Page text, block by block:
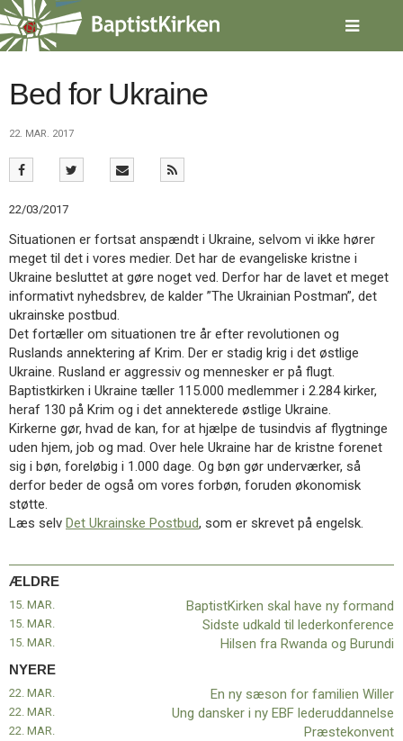
Spring
menu
over
gå
tilbage
forsiden
2.0:
Nyheder
3.0:
Kalender
4.0:
Inspiration
5.0:
Værktøjskassen
6.0:
Mission
7.0:
Om
BaptistKirken
8.0:
Kontakt
9.0:
Forside
10.0:
Nyheder
11.0:
Kalender
12.0:
Inspiration
13.0:
Værktøjskassen
14.0:
Mission
15.0:
Om
BaptistKirken
16.0:
Kontakt
indlæg:
ny
sæson
for
familien
WillerForrige
indlæg:
BaptistKirken
Bed for Ukraine
22. MAR. 2017
22/03/2017
Situationen er fortsat anspændt i Ukraine, selvom vi ikke hører
meget til det i vores medier. Det har de evangeliske kristne i
Ukraine besluttet at gøre noget ved. Derfor har de lavet et meget
informativt nyhedsbrev, de kalder ”The Ukrainian Postman”, det
ukrainske postbud.
Det fortæller om situationen tre år efter revolutionen og
Ruslands annektering af Krim. Der er stadig krig i det østlige
Ukraine. Rusland er aggressiv og mennesker er på flugt.
Baptistkirken i Ukraine tæller 115.000 medlemmer i 2.284 kirker,
heraf 130 på Krim og i det annekterede østlige Ukraine.
Kirkerne gør, hvad de kan, for at hjælpe de tusindvis af flygtninge
uden hjem, job og mad. Over hele Ukraine har de kristne forenet
sig i bøn, foreløbig i 1.000 dage. Og bøn gør underværker, så
derfor beder de også om vores forbøn, foruden økonomisk
støtte.
Læs selv Det Ukrainske Postbud, som er skrevet på engelsk.
ÆLDRE
15. MAR. BaptistKirken skal have ny formand
15. MAR. Sidste udkald til lederkonference
15. MAR. Hilsen fra Rwanda og Burundi
NYERE
En ny sæson for familien Willer
22. MAR.
Ung dansker i ny EBF lederuddannelse
22. MAR.
Præstekonvent
22. MAR.